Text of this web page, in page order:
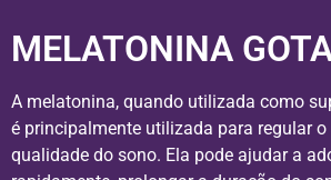
MELATONINA
A melatonina, quando utilizada como
é principalmente utilizada para regular o
qualidade do sono. Ela pode ajudar a